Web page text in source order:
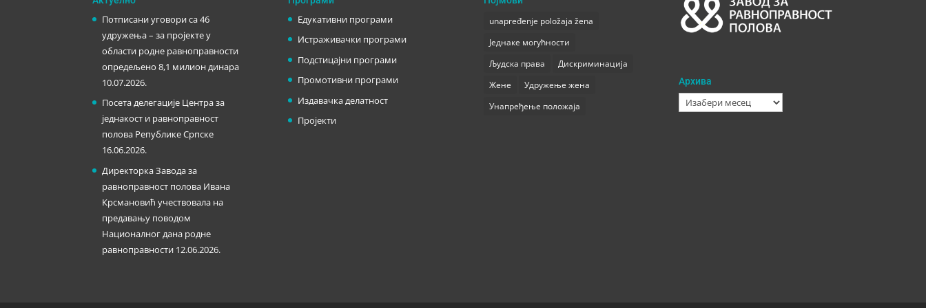
Потписани уговори са 46
удружења – за пројекте у
области родне равноправности
опредељено 8,1 милион динара
10.07.2026.
Посета делегације Центра за
једнакост и равноправност
полова Републике Српске
16.06.2026.
Директорка Завода за
равноправност полова Ивана
Крсмановић учествовала на
предавању поводом
Националног дана родне
равноправности 12.06.2026.
Едукативни програми
Истраживачки програми
Подстицајни програми
Промотивни програми
Издавачка делатност
Пројекти
unapređenje položaja žena
Једнаке могућности
Људска права
Дискриминација
Жене
Удружење жена
Унапређење положаја
Архива
Архива